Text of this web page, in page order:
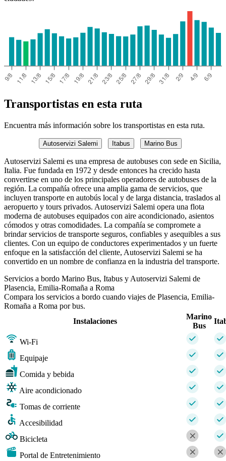
Transportistas en esta ruta
Encuentra más información sobre los transportistas en esta ruta.
Autoservizi Salemi Itabus Marino Bus
Autoservizi Salemi es una empresa de autobuses con sede en Sicilia,
Italia. Fue fundada en 1972 y desde entonces ha crecido hasta
convertirse en uno de los principales operadores de autobuses de la
región. La compañía ofrece una amplia gama de servicios, que
incluyen transporte en autobús local y de larga distancia, traslados al
aeropuerto y tours privados. Autoservizi Salemi opera una flota
moderna de autobuses equipados con aire acondicionado, asientos
cómodos y otras comodidades. La compañía se compromete a
brindar servicios de transporte seguros, confiables y asequibles a sus
clientes. Con un equipo de conductores experimentados y un fuerte
enfoque en la satisfacción del cliente, Autoservizi Salemi se ha
convertido en un nombre de confianza en la industria del transporte.
Servicios a bordo Marino Bus, Itabus y Autoservizi Salemi de
Plasencia, Emilia-Romaña a Roma
Compara los servicios a bordo cuando viajes de Plasencia, Emilia-
Romaña a Roma por bus.
Instalaciones
Marino
Bus
Wi-Fi
Equipaje
Comida y bebida
Aire acondicionado
Tomas de corriente
Accesibilidad
Bicicleta
Portal de Entretenimiento